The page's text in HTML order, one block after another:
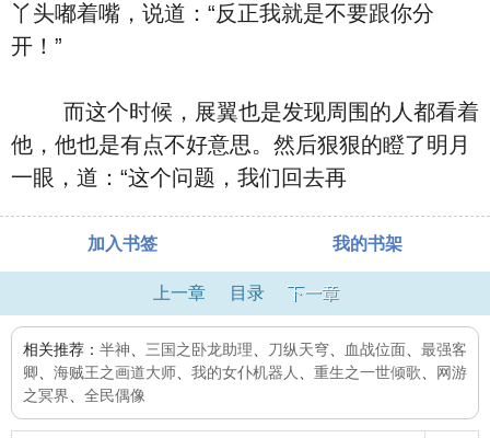
丫头嘟着嘴，说道：“反正我就是不要跟你分
开！”
而这个时候，展翼也是发现周围的人都看着
他，他也是有点不好意思。然后狠狠的瞪了明月
一眼，道：“这个问题，我们回去再
加入书签 我的书架
上一章 目录 下一章
相关推荐： 半神 三国之卧龙助理 刀纵天穹 血战位面
最强客
卿
海贼王之画道大师 我的女仆机器人 重生之一世倾歌
网游
之冥界
全民偶像